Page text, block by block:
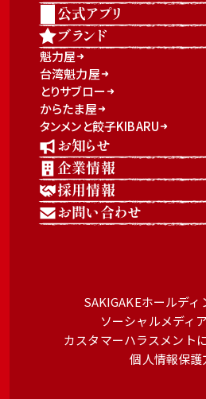
公式アプリ
ブランド
魁力屋
台湾魁力屋
とりサブロー
からたま屋
タンメンと餃子KIBARU
お知らせ
企業情報
採用情報
お問い合わせ
SAKIGAKEホールディ
ソーシャルメディ
カスタマーハラスメント
個人情報保護